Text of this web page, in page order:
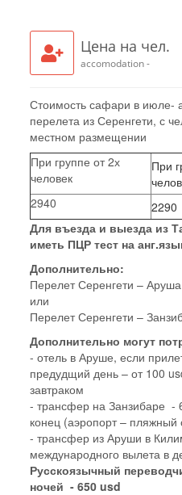
Цена на чел.
accomodation -
Стоимость сафари в июле-
перелета из Серенгети, с
местном размещении
При группе от 2х
человек
При
2940
2290
Для въезда и выезда из
иметь ПЦР тест на
Дополнительно:
Перелет Серенгети –
или
Перелет Серенгети –
Дополнительно могут
- отель в Аруше, если
предудщий день – от 100
завтраком
- трансфер на Занзибаре -
конец (аэропорт – пляжный
- трансфер из Аруши в
международного вылета в
Русскоязычный
ночей - 650 usd